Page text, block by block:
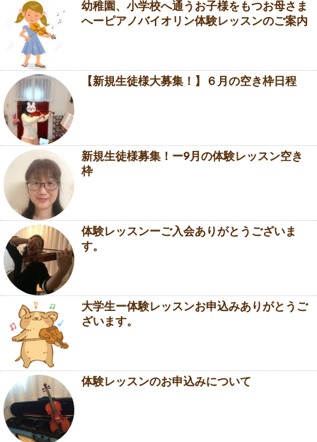
幼稚園、小学校へ通うお子様をもつお母さま
へーピアノバイオリン体験レッスンのご案内
【新規生徒様大募集！】６月の空き枠日程
新規生徒様募集！ー9月の体験レッスン空き
枠
体験レッスンーご入会ありがとうございま
す。
大学生ー体験レッスンお申込みありがとうご
ざいます。
体験レッスンのお申込みについて